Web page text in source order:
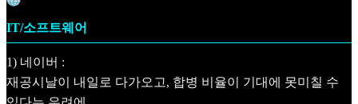
IT/소프트웨어
1) 네이버 :
재공시날이 내일로 다가오고, 합병 비율이 기대에 못미칠 수